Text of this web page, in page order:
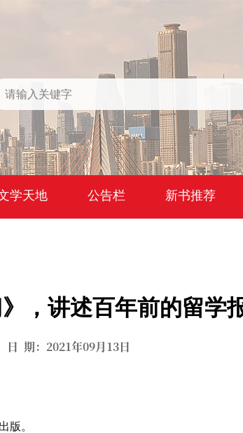
学天地 公告栏 新书推荐
，讲述百年前的留学
期：2021年09月13日
版。